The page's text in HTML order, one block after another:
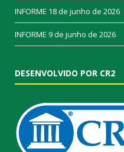
INFORME 18 de junho de 2026
INFORME 9 de junho de 2026
DESENVOLVIDO POR CR2